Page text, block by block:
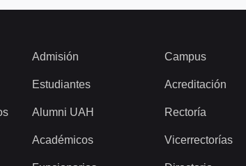
Admisión
Estudiantes
Alumni UAH
Académicos
Campus
Acreditación
Rectoría
Vicerrectorías